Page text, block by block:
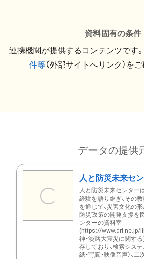
資料固有の条件
連携機関が提供するコンテンツです。
件等（外部サイトへリンク）を
データの提供
人と防災未来セ
人と防災未来センター
経験を語り継ぎ、その
を通じて、災害文化の形
防災政策の開発支援を
ンターの資料室
(https://www.dri.ne.jp/
神・淡路大震災に関す
存しており、検索システ
紙・写真・映像音声）、二